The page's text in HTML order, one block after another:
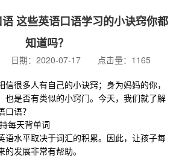
这些英语口语学习的小诀窍你都
知道吗？
日期：2020-07-17 点击量：1165
信很多人有自己的小诀窍；身为妈妈的你，
也是否有类似的小窍门。今天，我们就了解
语？
每天背单词
语水平取决于词汇的积累。因此，让孩子每
发展非常有帮助。